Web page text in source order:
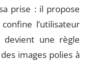
prise : il propose
l’utilisateur
une règle
images polies à